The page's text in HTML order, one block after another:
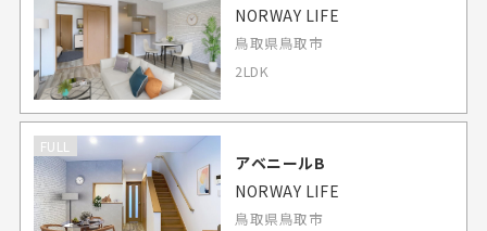
NORWAY LIFE
鳥取県鳥取市
2LDK
FULL
アベニールB
NORWAY LIFE
鳥取県鳥取市